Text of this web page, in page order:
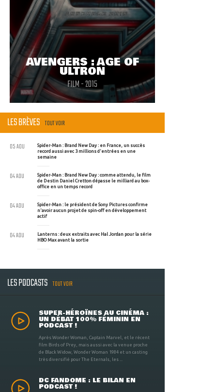
AVENGERS : AGE OF
ULTRON
FILM - 2015
LES BRÈVES TOUT VOIR
Spider-Man : Brand New Day : en France, un succès
record aussi avec 3 millions d'entrées en une
semaine
05 AOU
Spider-Man : Brand New Day : comme attendu, le film
de Destin Daniel Cretton dépasse le milliard au box-
office en un temps record
04 AOU
Spider-Man : le président de Sony Pictures confirme
n'avoir aucun projet de spin-off en développement
actif
04 AOU
Lanterns : deux extraits avec Hal Jordan pour la série
HBO Max avant la sortie
04 AOU
LES PODCASTS TOUT VOIR
SUPER-HÉROÏNES AU CINÉMA :
UN DÉBAT 100% FÉMININ EN
PODCAST !
Après Wonder Woman, Captain Marvel, et le récent
film Birds of Prey, mais aussi avec la venue proche
de Black Widow, Wonder Woman 1984 et un casting
très diversifié pour The Eternals, les ...
DC FANDOME : LE BILAN EN
PODCAST !